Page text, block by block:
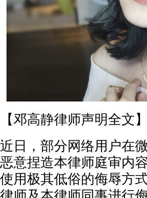
【邓高静律师声明全文】
近日，部分网络用户在
恶意捏造本律师庭审内
使用极其低俗的侮辱方